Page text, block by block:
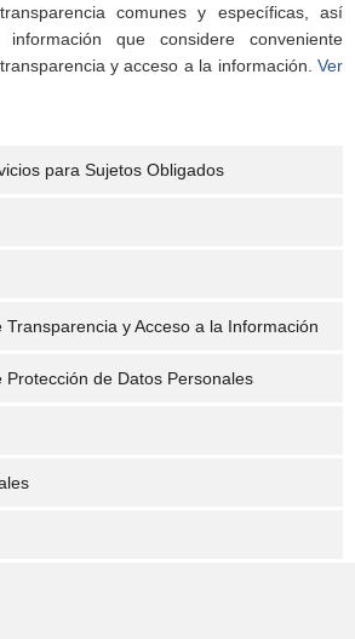
comunes y específicas, así
que considere conveniente
y acceso a la información. Ver
para Sujetos Obligados
Transparencia y Acceso a la Información
Protección de Datos Personales